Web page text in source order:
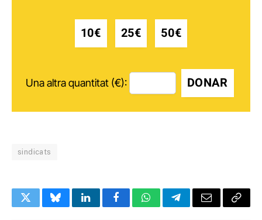
10€ 25€ 50€
Una altra quantitat (€): DONAR
sindicats
TwitterBlueskyLinkedInFacebookWhatsAppTelegramEmail Copy